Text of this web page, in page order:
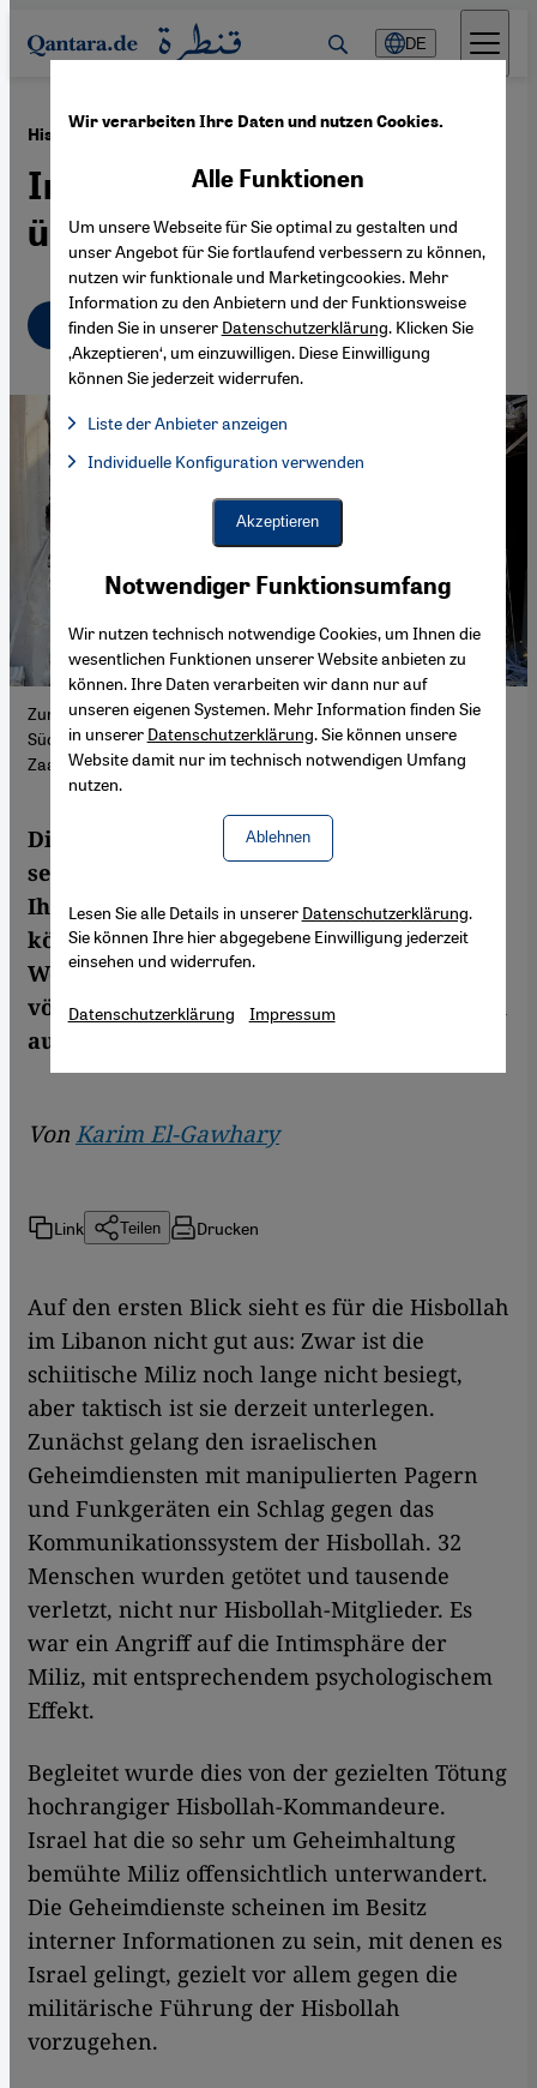
Direkt zum Inhalt springen
DE
Hisbollah im Libanon ·27.09.2024
Infiltriert, aber strategisch
überlegen
Deutsch English
Zunehmend auch im Libanon: Kriegsspuren im Dorf Akbieh im
Süden des Landes. Foto: picture alliance / AP | Mohammed
Zaatari
Die Hisbollah mag von Israel unterwandert
sein, aber besiegt ist sie noch lange nicht.
Ihre wirklich schlagkräftigen Raketen
könnten erst noch zum Einsatz kommen.
Wer verhindern will, dass die Situation
völlig außer Kontrolle gerät, muss den Blick
auf Gaza richten.
Von Karim El-Gawhary
Link Teilen Drucken
Auf den ersten Blick sieht es für die Hisbollah
im Libanon nicht gut aus: Zwar ist die
schiitische Miliz noch lange nicht besiegt,
aber taktisch ist sie derzeit unterlegen.
Zunächst gelang den israelischen
Geheimdiensten mit manipulierten Pagern
und Funkgeräten ein Schlag gegen das
Kommunikationssystem der Hisbollah. 32
Menschen wurden getötet und tausende
verletzt, nicht nur Hisbollah-Mitglieder. Es
war ein Angriff auf die Intimsphäre der
Miliz, mit entsprechendem psychologischem
Effekt.
Begleitet wurde dies von der gezielten Tötung
hochrangiger Hisbollah-Kommandeure.
Israel hat die so sehr um Geheimhaltung
bemühte Miliz offensichtlich unterwandert.
Die Geheimdienste scheinen im Besitz
interner Informationen zu sein, mit denen es
Israel gelingt, gezielt vor allem gegen die
militärische Führung der Hisbollah
vorzugehen.
Wir verarbeiten Ihre Daten und nutzen Cookies.
Notwendiger Funktionsumfang
Wir nutzen technisch notwendige Cookies, um Ihnen die
wesentlichen Funktionen unserer Website anbieten zu
können. Ihre Daten verarbeiten wir dann nur auf
unseren eigenen Systemen. Mehr Information finden Sie
in unserer Datenschutzerklärung. Sie können unsere
Website damit nur im technisch notwendigen Umfang
nutzen.
Ablehnen
Alle Funktionen
Um unsere Webseite für Sie optimal zu gestalten und
unser Angebot für Sie fortlaufend verbessern zu können,
nutzen wir funktionale und Marketingcookies. Mehr
Information zu den Anbietern und der Funktionsweise
finden Sie in unserer Datenschutzerklärung. Klicken Sie
‚Akzeptieren‘, um einzuwilligen. Diese Einwilligung
können Sie jederzeit widerrufen.
Liste der Anbieter anzeigen
Facebook Embed / Facebook Connect, Google Maps Embed,
Facebook Embed / Facebook Connect
Google Maps Embed
Individuelle Konfiguration verwenden
Akzeptieren
Lesen Sie alle Details in unserer Datenschutzerklärung.
Sie können Ihre hier abgegebene Einwilligung jederzeit
einsehen und widerrufen.
Datenschutzerklärung Impressum